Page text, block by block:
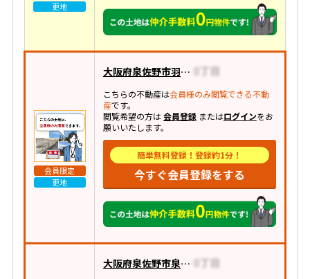
更地
会員限定
更地
大阪府泉佐野市羽倉崎上町
こちらの不動産は会員様のみ閲覧できる不動
産です。
閲覧希望の方は会員登録またはログインをお
願いいたします。
簡単無料登録！登録約1分！
今すぐ会員登録をする
大阪府泉佐野市泉ケ丘